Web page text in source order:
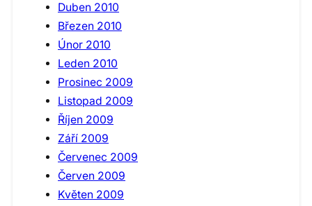
Duben 2010
Březen 2010
Únor 2010
Leden 2010
Prosinec 2009
Listopad 2009
Říjen 2009
Září 2009
Červenec 2009
Červen 2009
Květen 2009